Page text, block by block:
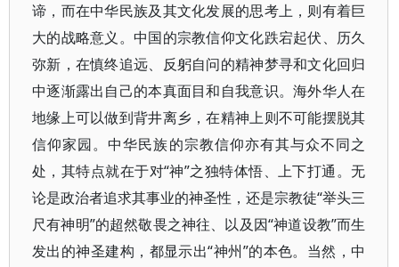
谛，而在中华民族及其文化发展的思考上，则有着巨
大的战略意义。中国的宗教信仰文化跌宕起伏、历久
弥新，在慎终追远、反躬自问的精神梦寻和文化回归
中逐渐露出自己的本真面目和自我意识。海外华人在
地缘上可以做到背井离乡，在精神上则不可能摆脱其
信仰家园。中华民族的宗教信仰亦有其与众不同之
处，其特点就在于对“神”之独特体悟、上下打通。无
论是政治者追求其事业的神圣性，还是宗教徒“举头三
尺有神明”的超然敬畏之神往、以及因“神道设教”而生
发出的神圣建构，都显示出“神州”的本色。当然，中